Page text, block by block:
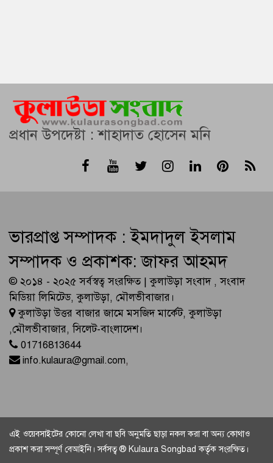
প্রধান উপদেষ্টা : শাহাদাত হোসেন মনি
ভারপ্রাপ্ত সম্পাদক : ইমদাদুল ইসলাম
সম্পাদক ও প্রকাশক: জাফর আহমদ
© ২০১৪ - ২০২৫ সর্বস্বত্ব সংরক্ষিত | কুলাউড়া সংবাদ , সংবাদ
মিডিয়া লিমিটেড, কুলাউড়া, মৌলভীবাজার।
কুলাউড়া উত্তর বাজার জামে মসজিদ মার্কেট, কুলাউড়া
,মৌলভীবাজার, সিলেট-বাংলাদেশ।
01716813644
info.kulaura@gmail.com,
এই ওয়েবসাইটের কোনো লেখা বা ছবি অনুমতি ছাড়া নকল করা বা অন্য কোথাও
প্রকাশ করা সম্পূর্ণ বেআইনি। সর্বসত্ব ® Kulaura Songbad কর্তৃক সংরক্ষিত।